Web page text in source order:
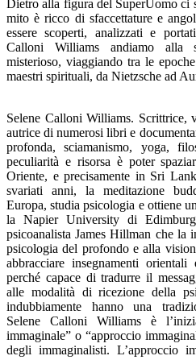
Dietro alla figura del SuperUomo ci
mito è ricco di sfaccettature e
essere scoperti, analizzati e
Calloni Williams andiamo alla
misterioso, viaggiando tra le
maestri spirituali, da Nietzsche ad
Selene Calloni Williams. Scrittrice,
autrice di numerosi libri e
profonda, sciamanismo, yoga,
peculiarità e risorsa è poter
Oriente, e precisamente in Sri
svariati anni, la meditazione
Europa, studia psicologia e ottiene
la Napier University di
psicoanalista James Hillman che la
psicologia del profondo e alla
abbracciare insegnamenti
perché capace di tradurre il
alle modalità di ricezione della
indubbiamente hanno una
Selene Calloni Williams è
immaginale” o “approccio
degli immaginalisti. L’approccio